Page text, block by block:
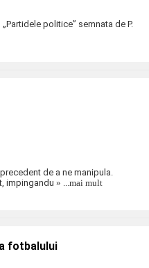
politice” semnata de P.
de a ne manipula.
impingandu » ...mai mult
fotbalului